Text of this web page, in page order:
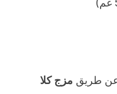
عن طريق مزج كلا